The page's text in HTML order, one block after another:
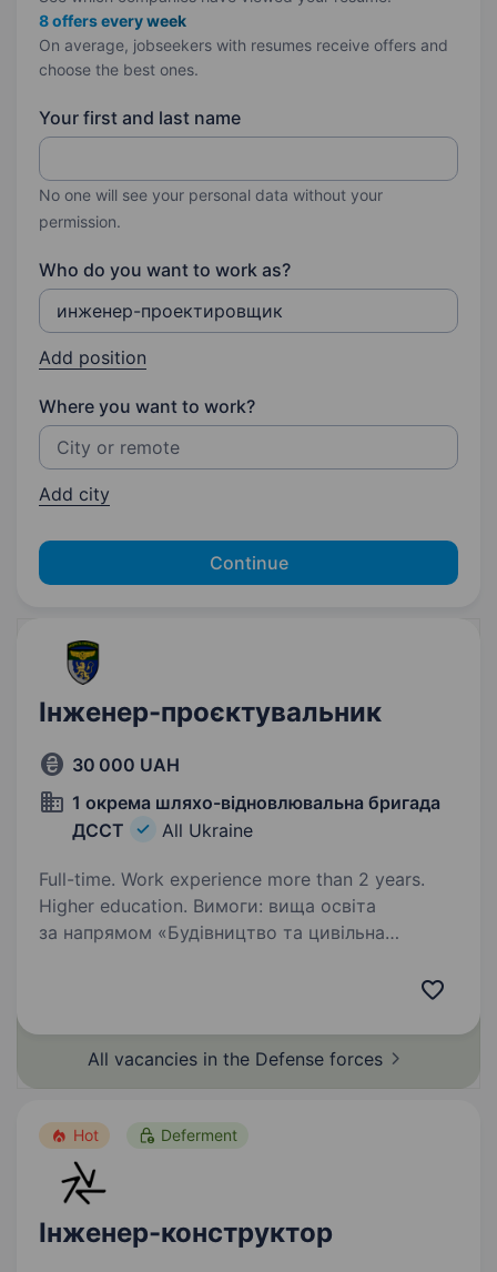
8 offers every week
On average, jobseekers with resumes receive offers and
choose the best ones.
Your first and last name
No one will see your personal data without your
permission.
Who do you want to work as?
Add position
Where you want to work?
Add city
Continue
Інженер-проєктувальник
30 000 UAH
1 окрема шляхо-відновлювальна бригада
ДССТ
All Ukraine
Full-time. Work experience more than 2 years.
Higher education. Вимоги: вища освіта
за напрямом «Будівництво та цивільна
буде перевагою знання…
All vacancies in the Defense forces
Hot Deferment
Інженер-конструктор